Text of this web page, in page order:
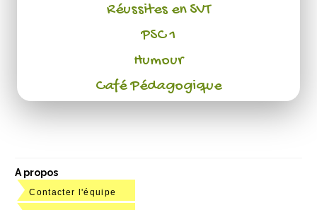
Réussites en SVT
PSC 1
Humour
Café Pédagogique
A propos
Contacter l'équipe